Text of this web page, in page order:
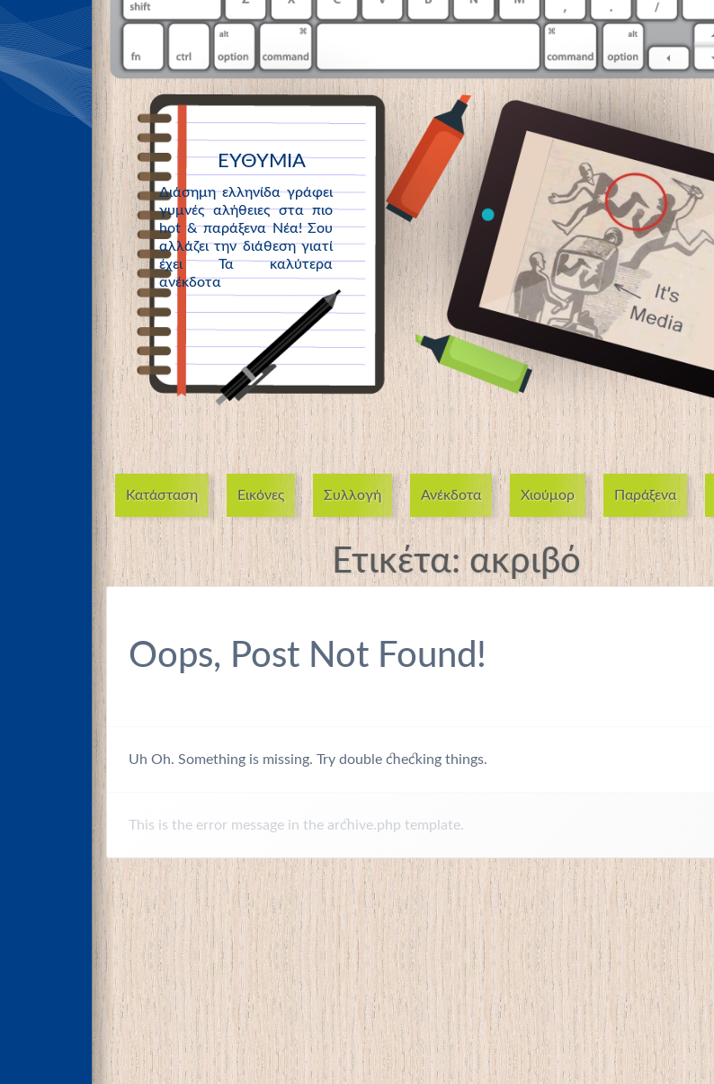
ΕΥΘΥΜΙΑ
Διάσημη ελληνίδα γράφει
γυμνές αλήθειες στα πιο
hot & παράξενα Νέα! Σου
αλλάζει την διάθεση γιατί
έχει Τα καλύτερα
ανέκδοτα
Κατάσταση Εικόνες Συλλογή Ανέκδοτα Χιούμορ Παράξενα
Ετικέτα:ακριβό
Oops, Post Not Found!
Uh Oh. Something is missing. Try double checking things.
This is the error message in the archive.php template.